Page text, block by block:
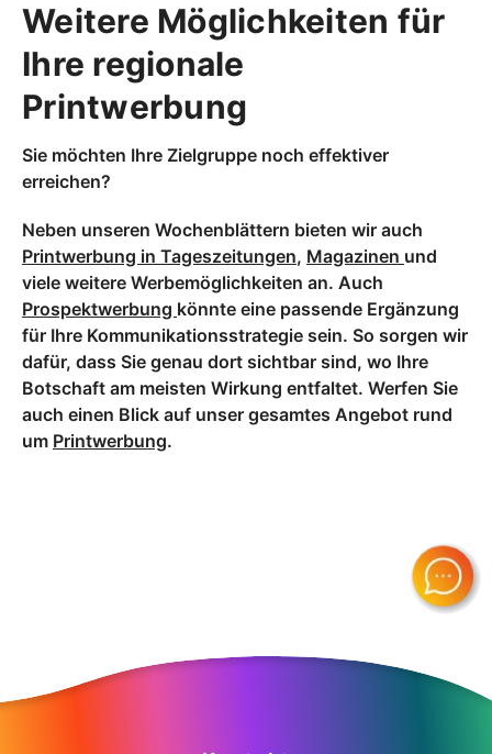
Weitere Möglichkeiten für
Ihre regionale
Printwerbung
Sie möchten Ihre Zielgruppe noch effektiver
erreichen?
Neben unseren Wochenblättern bieten wir auch
Printwerbung in Tageszeitungen, Magazinen und
viele weitere Werbemöglichkeiten an. Auch
Prospektwerbung könnte eine passende Ergänzung
für Ihre Kommunikationsstrategie sein. So sorgen wir
dafür, dass Sie genau dort sichtbar sind, wo Ihre
Botschaft am meisten Wirkung entfaltet. Werfen Sie
auch einen Blick auf unser gesamtes Angebot rund
um Printwerbung.